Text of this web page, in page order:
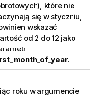
które nie
się w styczniu,
wskazać
od 2 do 12 jako
.
roku w argumencie